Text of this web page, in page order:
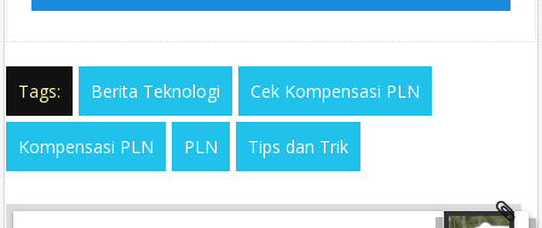
Tags: Berita Teknologi Cek Kompensasi PLN
Kompensasi PLN PLN Tips dan Trik